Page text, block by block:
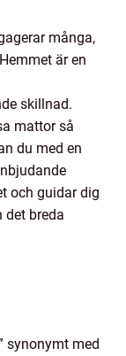
många,
är en
skillnad.
mattor så
du med en
och guidar dig
det breda
synonymt med